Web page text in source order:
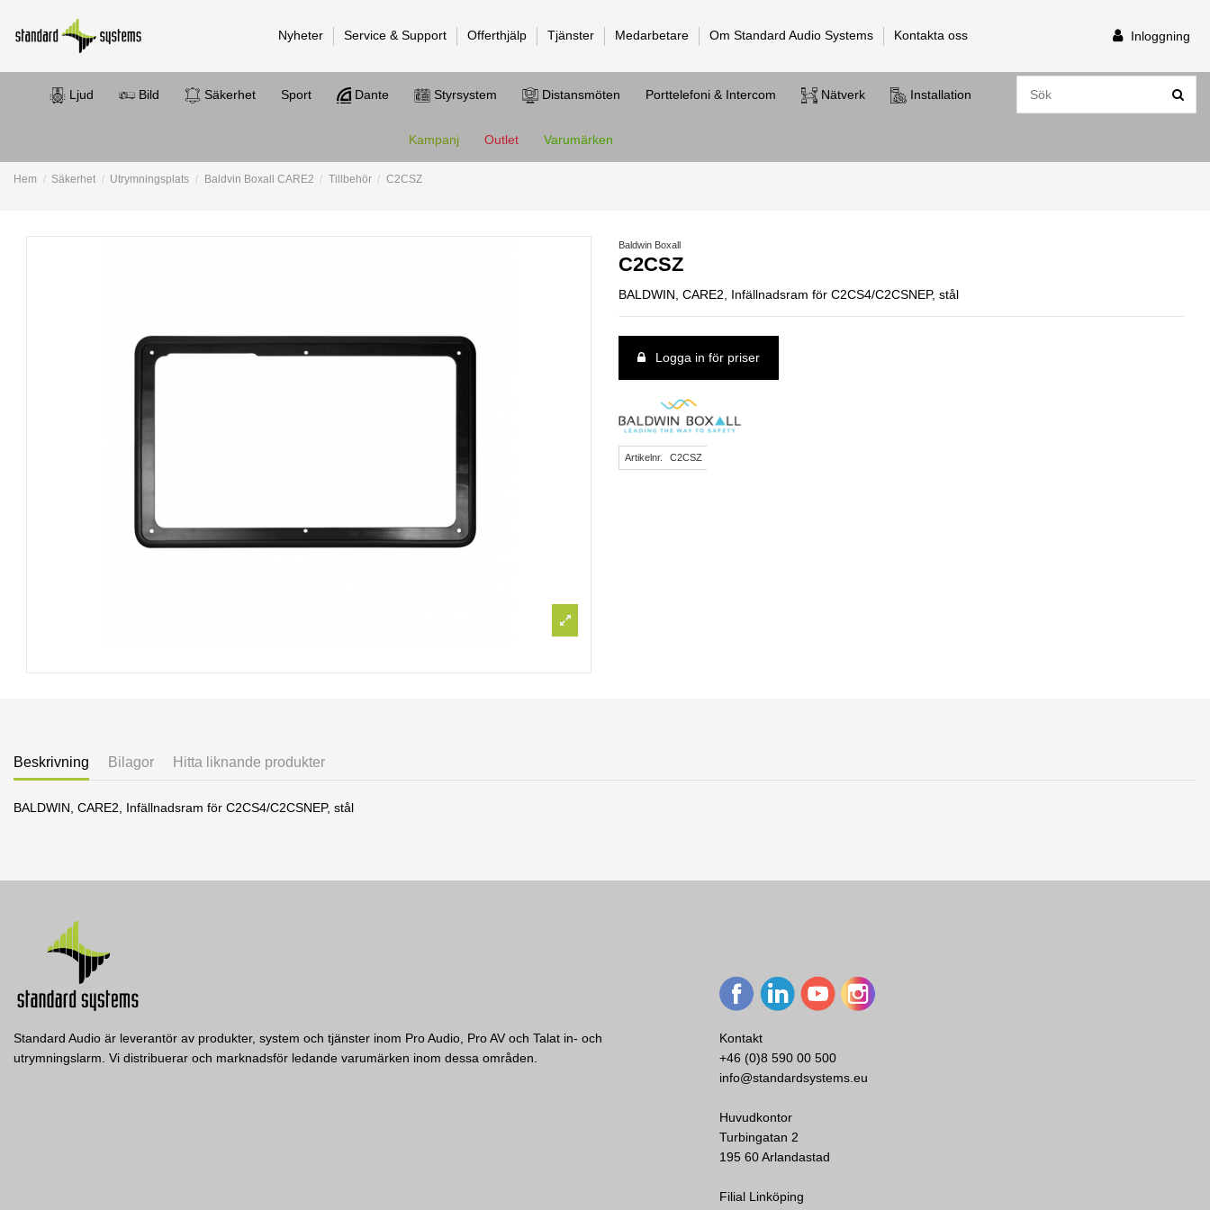
Nyheter Service & Support Offerthjälp Tjänster Medarbetare Om Standard Audio Systems Kontakta oss Inloggning
Ljud Bild Säkerhet Sport Dante Styrsystem Distansmöten Porttelefoni & Intercom Nätverk Installation
Kampanj Outlet Varumärken
Hem Säkerhet Utrymningsplats Baldvin Boxall CARE2 Tillbehör C2CSZ
Baldwin Boxall
C2CSZ
BALDWIN, CARE2, Infällnadsram för C2CS4/C2CSNEP, stål
Logga in för priser
Artikelnr. C2CSZ
Beskrivning Bilagor Hitta liknande produkter
BALDWIN, CARE2, Infällnadsram för C2CS4/C2CSNEP, stål
Standard Audio är leverantör av produkter, system och tjänster inom Pro Audio, Pro AV och Talat in- och
utrymningslarm. Vi distribuerar och marknadsför ledande varumärken inom dessa områden.
Kontakt
+46 (0)8 590 00 500
info@standardsystems.eu
Huvudkontor
Turbingatan 2
195 60 Arlandastad
Filial Linköping